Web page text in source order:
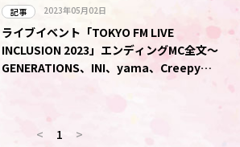
記事 2023年05月02日
ライブイベント「TOKYO FM LIVE
INCLUSION 2023」エンディングMC全文～
GENERATIONS、INI、yama、Creepy
< 1 >